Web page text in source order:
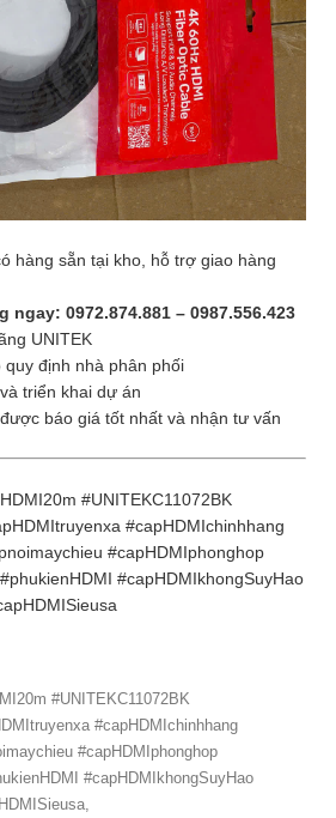
hàng sẵn tại kho, hỗ trợ giao hàng
ngay: 0972.874.881 – 0987.556.423
UNITEK
định nhà phân phối
triển khai dự án
báo giá tốt nhất và nhận tư vấn
#UNITEKC11072BK
#capHDMIchinhhang
#capHDMIphonghop
#capHDMIkhongSuyHao
#UNITEKC11072BK
#capHDMIchinhhang
#capHDMIphonghop
#capHDMIkhongSuyHao